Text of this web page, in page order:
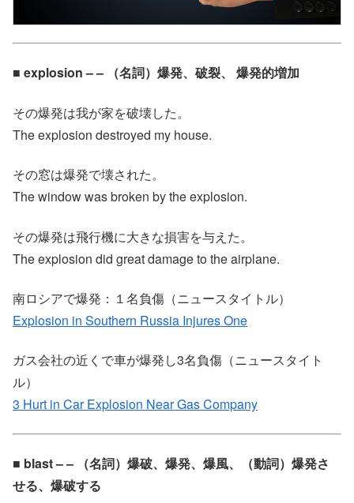
■ explosion – – （名詞）爆発、破裂、 爆発的増加
その爆発は我が家を破壊した。
The explosion destroyed my house.
その窓は爆発で壊された。
The window was broken by the explosion.
その爆発は飛行機に大きな損害を与えた。
The explosion did great damage to the airplane.
南ロシアで爆発：１名負傷（ニュースタイトル）
Explosion in Southern Russia Injures One
ガス会社の近くで車が爆発し3名負傷（ニュースタイト
ル）
3 Hurt in Car Explosion Near Gas Company
■ blast – – （名詞）爆破、爆発、爆風、（動詞）爆発さ
せる、爆破する